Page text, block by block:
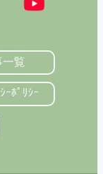
一覧
ｰﾎﾟﾘｼｰ